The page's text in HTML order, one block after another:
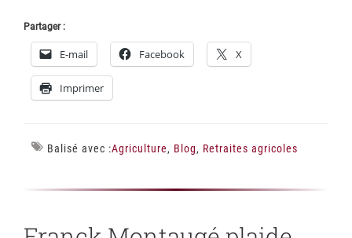
Partager :
E-mail Facebook X
Imprimer
Balisé avec :Agriculture, Blog, Retraites agricoles